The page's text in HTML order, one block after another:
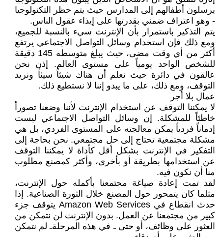
يرسلون أطفالهم إلى المدارس حيث يتم حظر التكنولوجيا
- وهو اعتراف ضمني بقدرتها على إيذاء عقول الناس.
يتم التذكير باستمرار بأن الإنترنت سيء بالنسبة للجميع،
ومع ذلك فإن استخدام وسائل التواصل الاجتماعي يرتفع
أكثر من أي وقت مضى، حيث يبلغ متوسطه 145 دقيقة
للشخص الواحد يومياً على مستوى العالم. إذن نحن
عالقون في دائرة حيث نعلم أن هناك شيئاً سيئاً ونريد
التوقف، ومع ذلك، على ما يبدو إننا لا نستطيع ذلك.
عمال بلا أجر
لا يمكننا التوقف عن استخدام الإنترنت لأننا وضعنا تصوراً
خاطئاً للمشكلة. إن وسائل التواصل الاجتماعي ليست
إدماناً فردياً يمكن معالجته على المستوى الفردي، بل هي
مشكلة مجتمعية تحتاج إلى حل مجتمعي. نحن بحاجة إلى
التفكير في الإنترنت بشكل أقل كأداة لا يمكننا التوقف
عن استخدامها بطريقة أو بأخرى، وأكثر كمصنع مطلوب
منا أن نكون فيه.
لقد تمت إعادة صياغة مجتمعنا بأكمله حول الإنترنت،
مثلما كان يتمحور حول المصنع خلال الثورة الصناعية. إذا
حدث انقطاع في Amazon Web Services يتوقف جزء
كبير من مجتمعنا عن العمل. بدون الإنترنت لن نتمكن من
العثور على وظائف، أو حتى ـ في هذه المرحلةـ لم نتمكن